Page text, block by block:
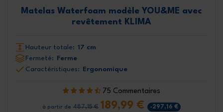
Matelas Waterfoam modèle YOU&ME avec
revêtement KLIMA
Hauteur totale: 17 cm
Fermeté:
Ferme
Caractéristiques:
Ergonomique
75 Commentaires
à partir de 487,15 € 189,99 € -297,16 €